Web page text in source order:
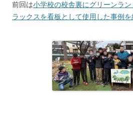
前回は小学校の校舎裏にグリーンラ
ラックスを看板として使用した事例を